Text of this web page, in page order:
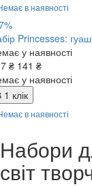
в наявності
Princesses:
у наявності
₴ 141 ₴
у наявності
1 клік
в наявності
Набори
світ